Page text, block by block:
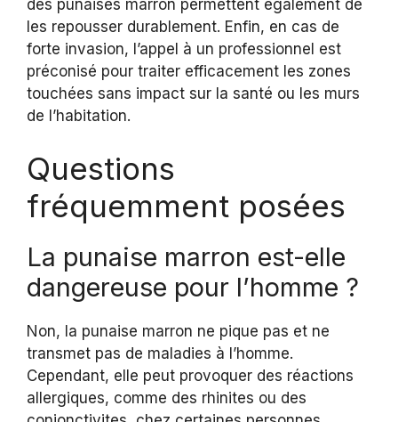
des punaises marron permettent également de
les repousser durablement. Enfin, en cas de
forte invasion, l’appel à un professionnel est
préconisé pour traiter efficacement les zones
touchées sans impact sur la santé ou les murs
de l’habitation.
Questions
fréquemment posées
La punaise marron est-elle
dangereuse pour l’homme ?
Non, la punaise marron ne pique pas et ne
transmet pas de maladies à l’homme.
Cependant, elle peut provoquer des réactions
allergiques, comme des rhinites ou des